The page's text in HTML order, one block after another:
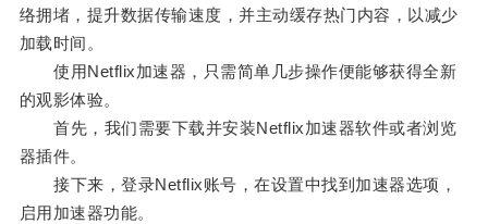
络拥堵，提升数据传输速度，并主动缓存热门内容，以减少
加载时间。
使用Netflix加速器，只需简单几步操作便能够获得全新
的观影体验。
首先，我们需要下载并安装Netflix加速器软件或者浏览
器插件。
接下来，登录Netflix账号，在设置中找到加速器选项，
启用加速器功能。